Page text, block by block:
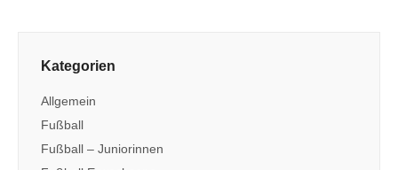
Kategorien
Allgemein
Fußball
Fußball – Juniorinnen